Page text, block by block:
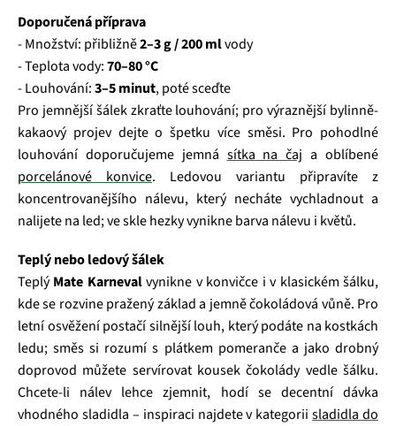
Doporučená příprava
- Množství: přibližně2–3 g / 200 mlvody
- Teplota vody:70–80 °C
- Louhování:3–5 minut, poté sceďte
Pro jemnější šálek zkraťte louhování; pro výraznější bylinně-
kakaový projev dejte o špetku více směsi. Pro pohodlné
louhování doporučujeme jemná sítka na čaj a oblíbené
porcelánové konvice. Ledovou variantu připravíte z
koncentrovanějšího nálevu, který necháte vychladnout a
nalijete na led; ve skle hezky vynikne barva nálevu i květů.
Teplý nebo ledový šálek
TeplýMate Karnevalvynikne v konvičce i v klasickém šálku,
kde se rozvine pražený základ a jemně čokoládová vůně. Pro
letní osvěžení postačí silnější louh, který podáte na kostkách
ledu; směs si rozumí s plátkem pomeranče a jako drobný
doprovod můžete servírovat kousek čokolády vedle šálku.
Chcete-li nálev lehce zjemnit, hodí se decentní dávka
vhodného sladidla – inspiraci najdete v kategoriisladidla do